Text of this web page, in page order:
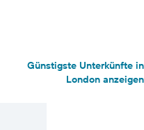
Günstigste Unterkünfte in
London anzeigen